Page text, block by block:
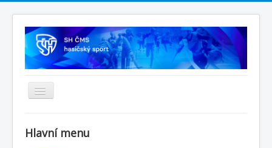
SH ČMS
Hlavní menu